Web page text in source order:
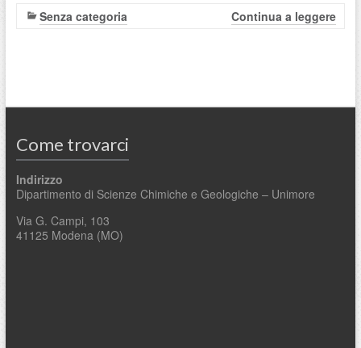
Senza categoria Continua a leggere
Come trovarci
Indirizzo
Dipartimento di Scienze Chimiche e Geologiche – Unimore
Via G. Campi, 103
41125 Modena (MO)